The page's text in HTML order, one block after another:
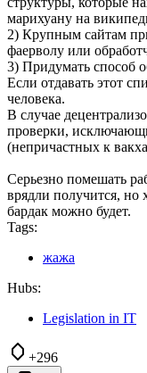
марихуану на
2) Крупным сайтам
фаерволу или
3) Придумать способ
Если отдавать этот
человека.
В случае
проверки,
(непричастных к
Серьезно помешать
врядли получится, но
бардак можно будет.
Tags:
жажа
Hubs:
Legislation in IT
+296